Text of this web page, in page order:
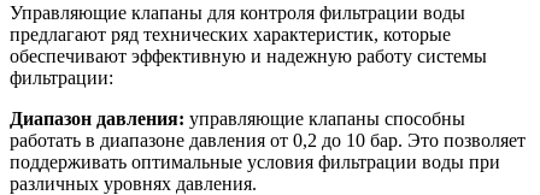
Управляющие клапаны для контроля фильтрации воды
предлагают ряд технических характеристик, которые
обеспечивают эффективную и надежную работу системы
фильтрации:
Диапазон давления: управляющие клапаны способны
работать в диапазоне давления от 0,2 до 10 бар. Это позволяет
поддерживать оптимальные условия фильтрации воды при
различных уровнях давления.